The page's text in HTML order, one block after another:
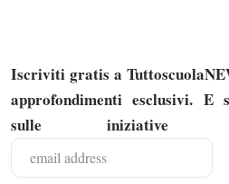
Iscriviti gratis a
approfondimenti esclusivi. E
sulle iniziative